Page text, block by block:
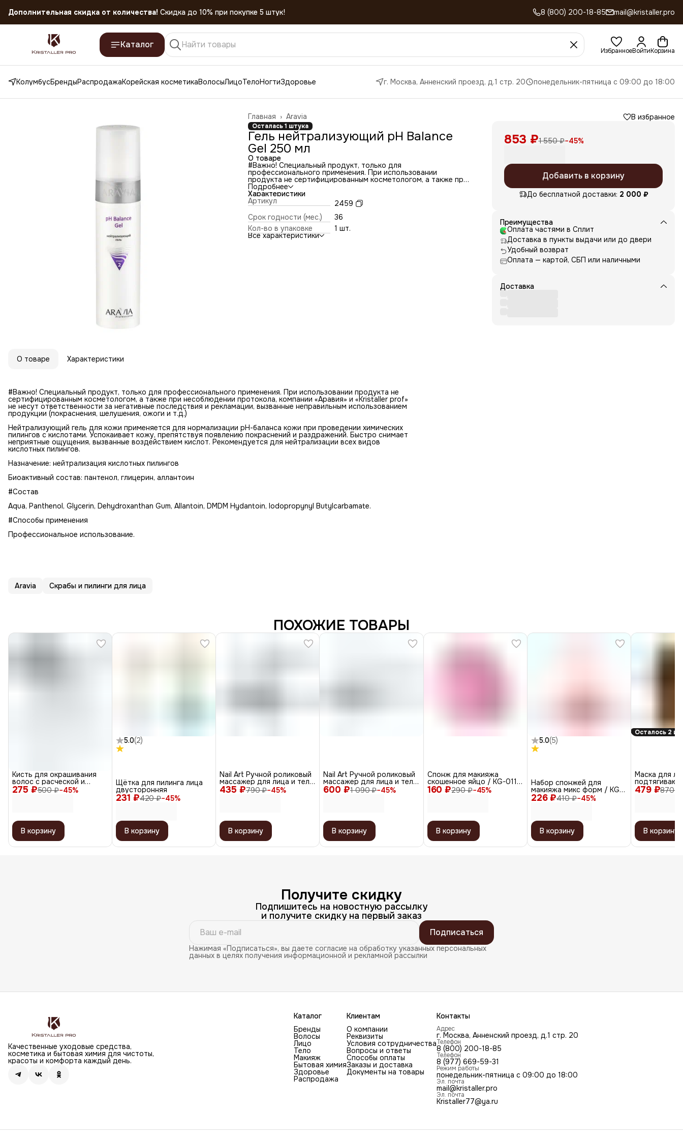
Дополнительная скидка от количества! Скидка до 10% при покупке 5 штук!
Скидка 45% на все товары до 31.07.2026
8 (800) 200-18-85 mail@kristaller.pro
Каталог
ИзбранноеВойтиКорзина
КолумбусБрендыРаспродажаКорейская косметикаВолосыЛицоТелоНогтиЗдоровье г. Москва, Анненский проезд, д.1 стр. 20 понедельник-пятница с 09:00 до 18:00
Aravia
Главная ›
Осталась 1 штука
Гель нейтрализующий рН Balance
Gel 250 мл
О товаре
#Важно! Специальный продукт, только для
профессионального применения. При использовании
продукта не сертифицированным косметологом, а также при
несоблюдении протокола, компании «Аравия» и «Kristaller
prof» не несут ответственности за негативные последствия и
рекламации, вызванные неправильным использованием
продукции (покраснения, шелушения, ожоги и т.д.)
Нейтрализующий гель для кожи применяется для
нормализации рН-баланса кожи при проведении химических
пилингов с кислотами. Успокаивает кожу, препятствуя
появлению покраснений и раздражений. Быстро снимает
Подробнее
Характеристики
Артикул
2459
Срок годности (мес.)
36
Кол-во в упаковке
1 шт.
Все характеристики
В избранное
853 ₽1 550 ₽−45%
Добавить в корзину
До бесплатной доставки: 2 000 ₽
Преимущества
Оплата частями в Сплит
Доставка в пункты выдачи или до двери
Удобный возврат
Оплата — картой, СБП или наличными
Доставка
О товаре Характеристики
#Важно! Специальный продукт, только для профессионального применения. При использовании продукта не
сертифицированным косметологом, а также при несоблюдении протокола, компании «Аравия» и «Kristaller prof»
не несут ответственности за негативные последствия и рекламации, вызванные неправильным использованием
продукции (покраснения, шелушения, ожоги и т.д.)
Нейтрализующий гель для кожи применяется для нормализации рН-баланса кожи при проведении химических
пилингов с кислотами. Успокаивает кожу, препятствуя появлению покраснений и раздражений. Быстро снимает
неприятные ощущения, вызванные воздействием кислот. Рекомендуется для нейтрализации всех видов
кислотных пилингов.
Назначение: нейтрализация кислотных пилингов
Биоактивный состав: пантенол, глицерин, аллантоин
#Состав
Aqua, Panthenol, Glycerin, Dehydroxanthan Gum, Allantoin, DMDM Hydantoin, Iodopropynyl Butylcarbamate.
#Способы применения
Профессиональное использование.
Aravia Скрабы и пилинги для лица
ПОХОЖИЕ ТОВАРЫ
275 ₽500 ₽−45%
Кисть для окрашивания
волос с расческой и
крючком T-1156, черный,
30 мм
В корзину
5.0(2)
231 ₽420 ₽−45%
Щётка для пилинга лица
двусторонняя
В корзину
435 ₽790 ₽−45%
Nail Art Ручной роликовый
массажер для лица и тела
/ 3D XC-200, серебристый
В корзину
600 ₽1 090 ₽−45%
Nail Art Ручной роликовый
массажер для лица и тела
/ 4D Massager XC-119,
серебристый
В корзину
160 ₽290 ₽−45%
Спонж для макияжа
скошенное яйцо / KG-011,
розовый
В корзину
5.0(5)
226 ₽410 ₽−45%
Набор спонжей для
макияжа микс форм / KG-
014, розовый, 4 шт.
В корзину
Осталось 2
479 ₽870 ₽
Маска для
В корзину
Получите скидку
Подпишитесь на новостную рассылку
и получите скидку на первый заказ
Подписаться
Нажимая «Подписаться», вы даете согласие на обработку указанных персональных
данных в целях получения информационной и рекламной рассылки
Качественные уходовые средства,
косметика и бытовая химия для чистоты,
красоты и комфорта каждый день.
Каталог
Бренды
Волосы
Лицо
Тело
Макияж
Бытовая химия
Здоровье
Распродажа
Клиентам
О компании
Реквизиты
Условия сотрудничества
Вопросы и ответы
Способы оплаты
Заказы и доставка
Документы на товары
Контакты
Адрес
г. Москва, Анненский проезд, д.1 стр. 20
Телефон
8 (800) 200-18-85
Телефон
8 (977) 669-59-31
Режим работы
понедельник-пятница с 09:00 до 18:00
Эл. почта
mail@kristaller.pro
Эл. почта
Kristaller77@ya.ru